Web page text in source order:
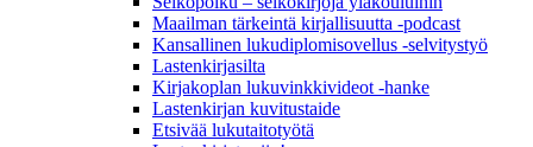
Maailman tärkeintä kirjallisuutta -podcast
Kansallinen lukudiplomisovellus -selvitystyö
Lastenkirjasilta
Kirjakoplan lukuvinkkivideot -hanke
Lastenkirjan kuvitustaide
Etsivää lukutaitotyötä